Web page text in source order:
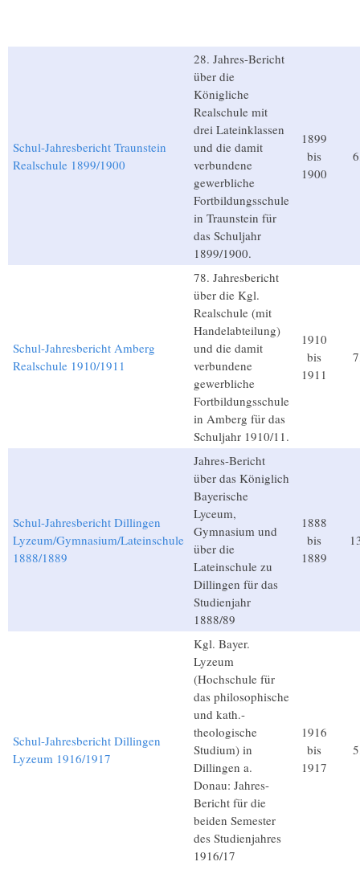
Schul-Jahresbericht Traunstein
Realschule 1899/1900
28. Jahres-Bericht
über die
Königliche
Realschule mit
drei Lateinklassen
und die damit
verbundene
gewerbliche
Fortbildungsschule
in Traunstein für
das Schuljahr
1899/1900.
1899
bis
1900
Schul-Jahresbericht Amberg
Realschule 1910/1911
78. Jahresbericht
über die Kgl.
Realschule (mit
Handelabteilung)
und die damit
verbundene
gewerbliche
Fortbildungsschule
in Amberg für das
Schuljahr 1910/11.
1910
bis
1911
Schul-Jahresbericht Dillingen
Lyzeum/Gymnasium/Lateinschule
1888/1889
Jahres-Bericht
über das Königlich
Bayerische
Lyceum,
Gymnasium und
über die
Lateinschule zu
Dillingen für das
Studienjahr
1888/89
1888
bis
1889
Schul-Jahresbericht Dillingen
Lyzeum 1916/1917
Kgl. Bayer.
Lyzeum
(Hochschule für
das philosophische
und kath.-
theologische
Studium) in
Dillingen a.
Donau: Jahres-
Bericht für die
beiden Semester
des Studienjahres
1916/17
1916
bis
1917